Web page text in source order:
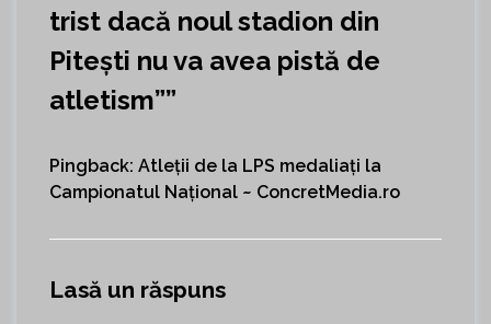
trist dacă noul stadion din
Pitești nu va avea pistă de
atletism””
Pingback: Atleții de la LPS medaliați la
Campionatul Național ~ ConcretMedia.ro
Lasă un răspuns